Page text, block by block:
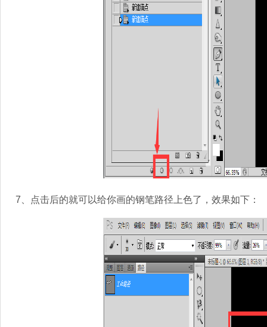
7、点击后的就可以给你画的钢笔路径上色了，效果如下：